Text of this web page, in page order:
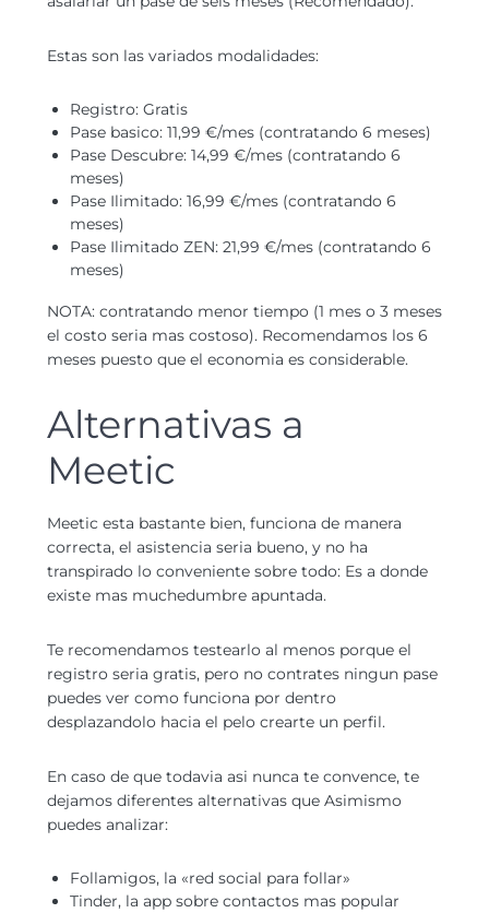
Estas son las variados modalidades:
Registro: Gratis
Pase basico: 11,99 €/mes (contratando 6 meses)
Pase Descubre: 14,99 €/mes (contratando 6
meses)
Pase Ilimitado: 16,99 €/mes (contratando 6
meses)
Pase Ilimitado ZEN: 21,99 €/mes (contratando 6
meses)
NOTA: contratando menor tiempo (1 mes o 3 meses
el costo seri­a mas costoso). Recomendamos los 6
meses puesto que el economia es considerable.
Alternativas a
Meetic
Meetic esta bastante bien, funciona de manera
correcta, el asistencia seri­a bueno, y no ha
transpirado lo conveniente sobre todo: Es a donde
existe mas muchedumbre apuntada.
Te recomendamos testearlo al menos porque el
registro seri­a gratis, pero no contrates ningun pase
puedes ver como funciona por dentro
desplazandolo hacia el pelo crearte un perfil.
En caso de que todavia asi nunca te convence, te
dejamos diferentes alternativas que Asimismo
puedes analizar:
Follamigos, la «red social para follar»
Tinder, la app sobre contactos mas popular